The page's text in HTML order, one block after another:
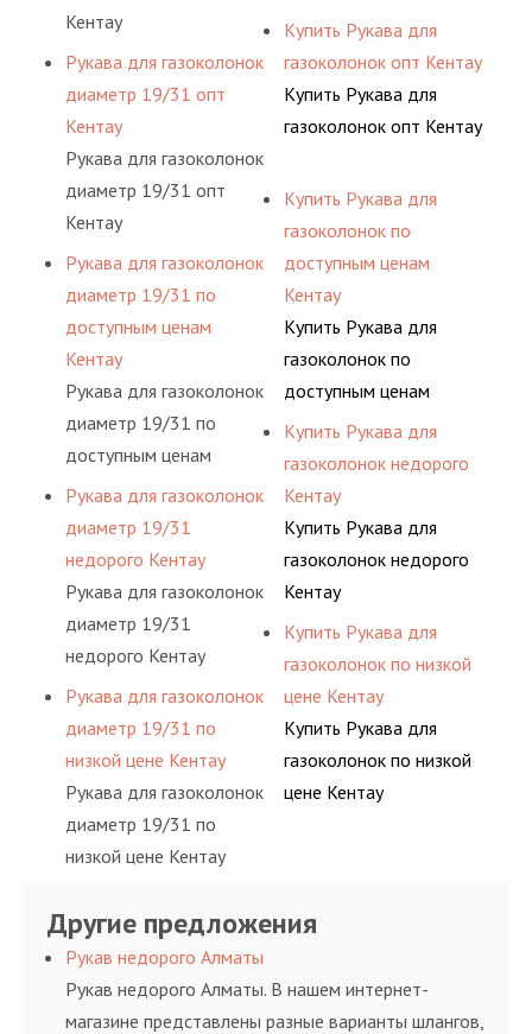
Кентау
Рукава для газоколонок
диаметр 19/31 опт
Кентау
Рукава для газоколонок
диаметр 19/31 опт
Кентау
Рукава для газоколонок
диаметр 19/31 по
доступным ценам
Кентау
Рукава для газоколонок
диаметр 19/31 по
доступным ценам
Кентау
Рукава для газоколонок
диаметр 19/31
недорого Кентау
Рукава для газоколонок
диаметр 19/31
недорого Кентау
Рукава для газоколонок
диаметр 19/31 по
низкой цене Кентау
Рукава для газоколонок
диаметр 19/31 по
низкой цене Кентау
Купить Рукава для
газоколонок опт Кентау
Купить Рукава для
газоколонок опт Кентау
Купить Рукава для
газоколонок по
доступным ценам
Кентау
Купить Рукава для
газоколонок по
доступным ценам
Кентау
Купить Рукава для
газоколонок недорого
Кентау
Купить Рукава для
газоколонок недорого
Кентау
Купить Рукава для
газоколонок по низкой
цене Кентау
Купить Рукава для
газоколонок по низкой
цене Кентау
Другие предложения
Рукав недорого Алматы
Рукав недорого Алматы. В нашем интернет-
магазине представлены разные варианты шлангов,